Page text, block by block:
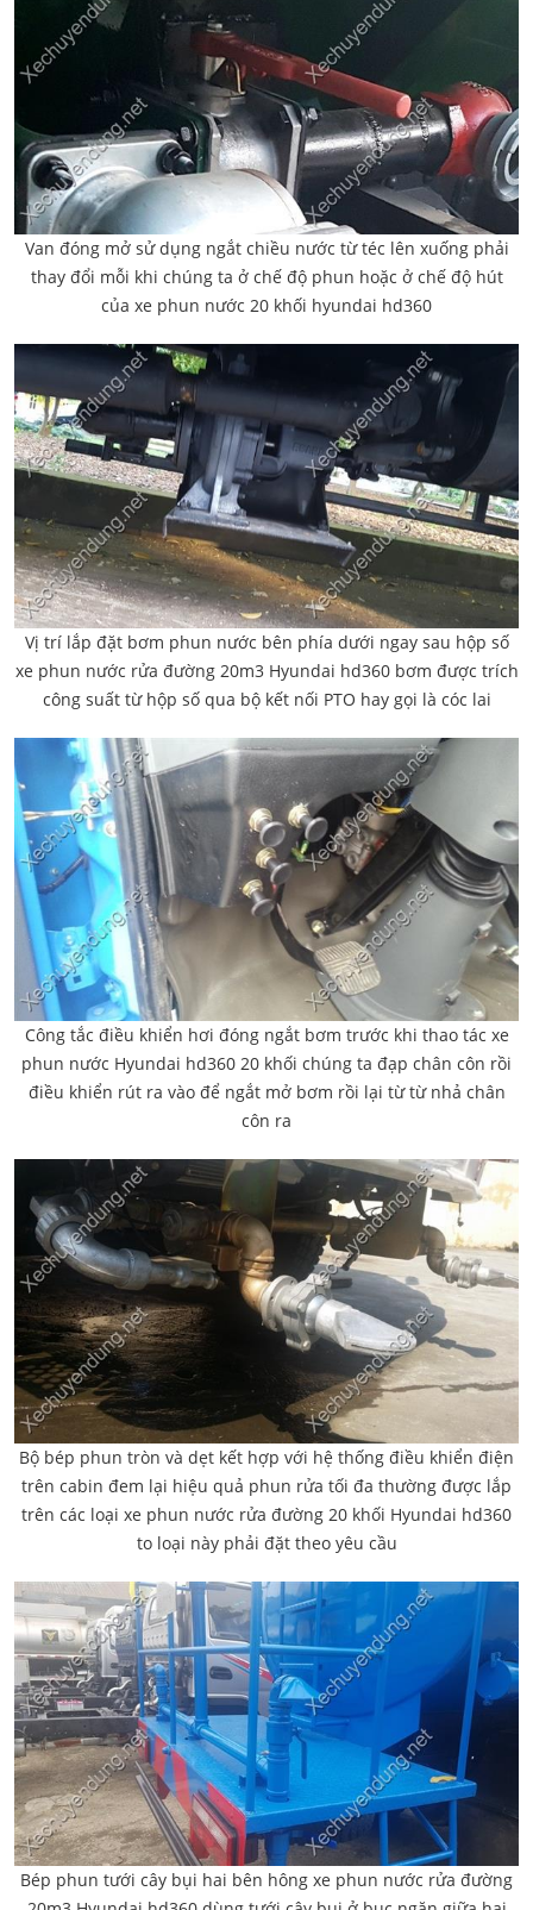
Van đóng mở sử dụng ngắt chiều nước từ téc lên xuống phải
thay đổi mỗi khi chúng ta ở chế độ phun hoặc ở chế độ hút
của xe phun nước 20 khối hyundai hd360
Vị trí lắp đặt bơm phun nước bên phía dưới ngay sau hộp số
xe phun nước rửa đường 20m3 Hyundai hd360 bơm được trích
công suất từ hộp số qua bộ kết nối PTO hay gọi là cóc lai
Công tắc điều khiển hơi đóng ngắt bơm trước khi thao tác xe
phun nước Hyundai hd360 20 khối chúng ta đạp chân côn rồi
điều khiển rút ra vào để ngắt mở bơm rồi lại từ từ nhả chân
côn ra
Bộ bép phun tròn và dẹt kết hợp với hệ thống điều khiển điện
trên cabin đem lại hiệu quả phun rửa tối đa thường được lắp
trên các loại xe phun nước rửa đường 20 khối Hyundai hd360
to loại này phải đặt theo yêu cầu
Bép phun tưới cây bụi hai bên hông xe phun nước rửa đường